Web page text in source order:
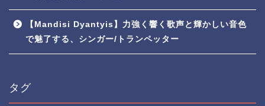
【Mandisi Dyantyis】力強く響く歌声と輝かしい音色
で魅了する、シンガー/トランペッター
タグ